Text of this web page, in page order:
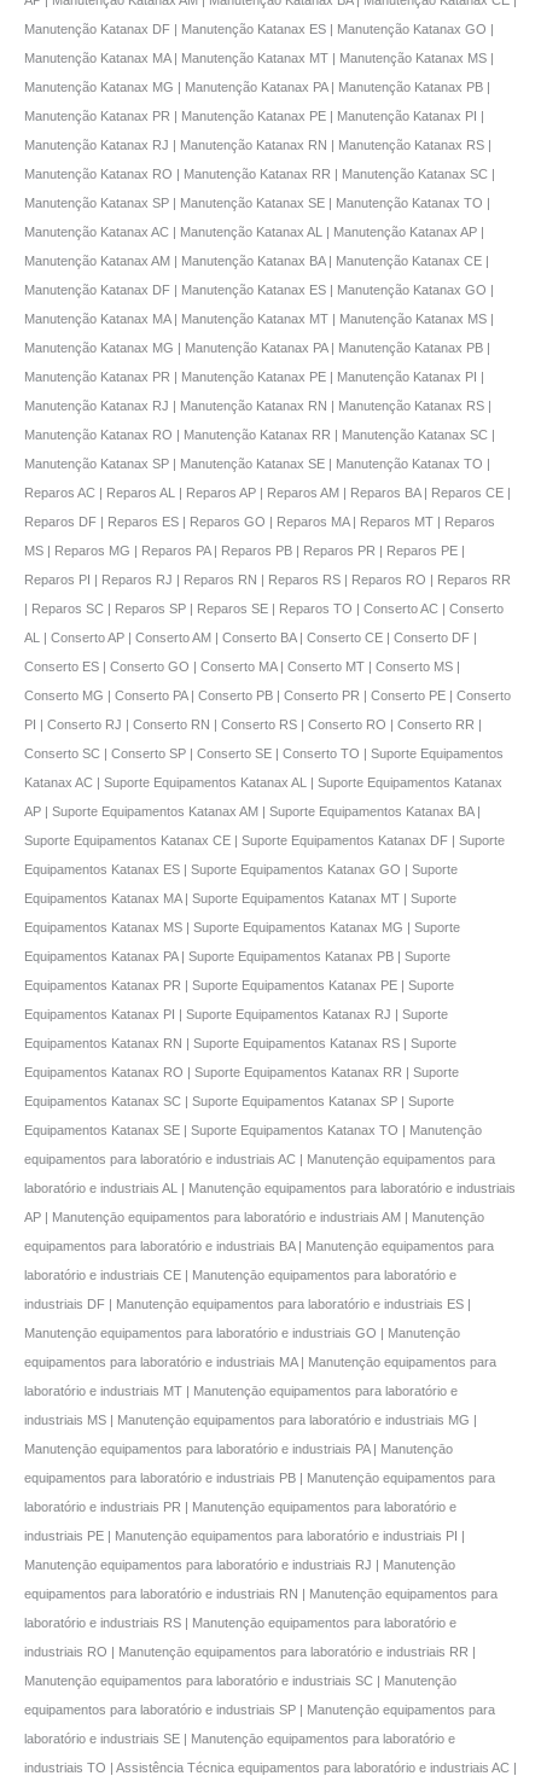
Manutenção Katanax DF | Manutenção Katanax ES | Manutenção Katanax GO |
Manutenção Katanax MA | Manutenção Katanax MT | Manutenção Katanax MS |
Manutenção Katanax MG | Manutenção Katanax PA | Manutenção Katanax PB |
Manutenção Katanax PR | Manutenção Katanax PE | Manutenção Katanax PI |
Manutenção Katanax RJ | Manutenção Katanax RN | Manutenção Katanax RS |
Manutenção Katanax RO | Manutenção Katanax RR | Manutenção Katanax SC |
Manutenção Katanax SP | Manutenção Katanax SE | Manutenção Katanax TO |
Manutenção Katanax AC | Manutenção Katanax AL | Manutenção Katanax AP |
Manutenção Katanax AM | Manutenção Katanax BA | Manutenção Katanax CE |
Manutenção Katanax DF | Manutenção Katanax ES | Manutenção Katanax GO |
Manutenção Katanax MA | Manutenção Katanax MT | Manutenção Katanax MS |
Manutenção Katanax MG | Manutenção Katanax PA | Manutenção Katanax PB |
Manutenção Katanax PR | Manutenção Katanax PE | Manutenção Katanax PI |
Manutenção Katanax RJ | Manutenção Katanax RN | Manutenção Katanax RS |
Manutenção Katanax RO | Manutenção Katanax RR | Manutenção Katanax SC |
Manutenção Katanax SP | Manutenção Katanax SE | Manutenção Katanax TO |
Reparos AC | Reparos AL | Reparos AP | Reparos AM | Reparos BA | Reparos CE |
Reparos DF | Reparos ES | Reparos GO | Reparos MA | Reparos MT | Reparos
MS | Reparos MG | Reparos PA | Reparos PB | Reparos PR | Reparos PE |
Reparos PI | Reparos RJ | Reparos RN | Reparos RS | Reparos RO | Reparos RR
| Reparos SC | Reparos SP | Reparos SE | Reparos TO | Conserto AC | Conserto
AL | Conserto AP | Conserto AM | Conserto BA | Conserto CE | Conserto DF |
Conserto ES | Conserto GO | Conserto MA | Conserto MT | Conserto MS |
Conserto MG | Conserto PA | Conserto PB | Conserto PR | Conserto PE | Conserto
PI | Conserto RJ | Conserto RN | Conserto RS | Conserto RO | Conserto RR |
Conserto SC | Conserto SP | Conserto SE | Conserto TO | Suporte Equipamentos
Katanax AC | Suporte Equipamentos Katanax AL | Suporte Equipamentos Katanax
AP | Suporte Equipamentos Katanax AM | Suporte Equipamentos Katanax BA |
Suporte Equipamentos Katanax CE | Suporte Equipamentos Katanax DF | Suporte
Equipamentos Katanax ES | Suporte Equipamentos Katanax GO | Suporte
Equipamentos Katanax MA | Suporte Equipamentos Katanax MT | Suporte
Equipamentos Katanax MS | Suporte Equipamentos Katanax MG | Suporte
Equipamentos Katanax PA | Suporte Equipamentos Katanax PB | Suporte
Equipamentos Katanax PR | Suporte Equipamentos Katanax PE | Suporte
Equipamentos Katanax PI | Suporte Equipamentos Katanax RJ | Suporte
Equipamentos Katanax RN | Suporte Equipamentos Katanax RS | Suporte
Equipamentos Katanax RO | Suporte Equipamentos Katanax RR | Suporte
Equipamentos Katanax SC | Suporte Equipamentos Katanax SP | Suporte
Equipamentos Katanax SE | Suporte Equipamentos Katanax TO | Manutençāo
equipamentos para laboratório e industriais AC | Manutençāo equipamentos para
laboratório e industriais AL | Manutençāo equipamentos para laboratório e industriais
AP | Manutençāo equipamentos para laboratório e industriais AM | Manutençāo
equipamentos para laboratório e industriais BA | Manutençāo equipamentos para
laboratório e industriais CE | Manutençāo equipamentos para laboratório e
industriais DF | Manutençāo equipamentos para laboratório e industriais ES |
Manutençāo equipamentos para laboratório e industriais GO | Manutençāo
equipamentos para laboratório e industriais MA | Manutençāo equipamentos para
laboratório e industriais MT | Manutençāo equipamentos para laboratório e
industriais MS | Manutençāo equipamentos para laboratório e industriais MG |
Manutençāo equipamentos para laboratório e industriais PA | Manutençāo
equipamentos para laboratório e industriais PB | Manutençāo equipamentos para
laboratório e industriais PR | Manutençāo equipamentos para laboratório e
industriais PE | Manutençāo equipamentos para laboratório e industriais PI |
Manutençāo equipamentos para laboratório e industriais RJ | Manutençāo
equipamentos para laboratório e industriais RN | Manutençāo equipamentos para
laboratório e industriais RS | Manutençāo equipamentos para laboratório e
industriais RO | Manutençāo equipamentos para laboratório e industriais RR |
Manutençāo equipamentos para laboratório e industriais SC | Manutençāo
equipamentos para laboratório e industriais SP | Manutençāo equipamentos para
laboratório e industriais SE | Manutençāo equipamentos para laboratório e
industriais TO | Assistência Técnica equipamentos para laboratório e industriais AC |